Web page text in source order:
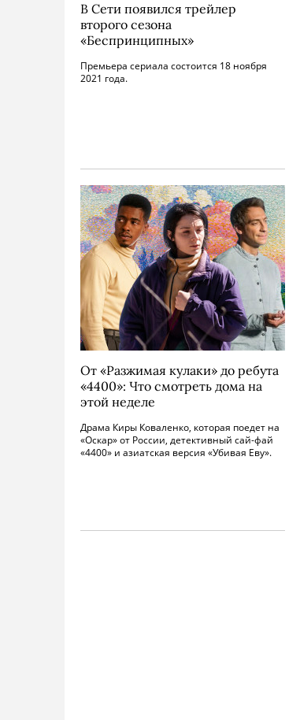
В Сети появился трейлер
второго сезона
«Беспринципных»
Премьера сериала состоится 18 ноября
2021 года.
От «Разжимая кулаки» до ребута
«4400»: Что смотреть дома на
этой неделе
Драма Киры Коваленко, которая поедет на
«Оскар» от России, детективный сай-фай
«4400» и азиатская версия «Убивая Еву».